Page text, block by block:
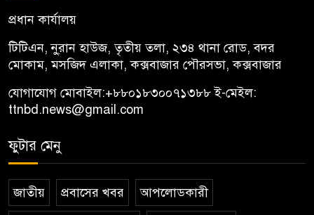
প্রধান কার্যালয়
টিটিএন, নু্রান হাউজ, তৃতীয় তলা, ২৩৪ থানা রোড, বদর
মোকাম, মসজিদ এলাকা, কক্সবাজার পৌরসভা, কক্সবাজার
যোগাযোগ মোবাইল:+৮৮০১৮৩০০৭১৩৮৮ই-মেইল:
ttnbd.news@gmail.com
ফুটার মেনু
জাতীয় প্রবাসের খবর আপলোডকারী